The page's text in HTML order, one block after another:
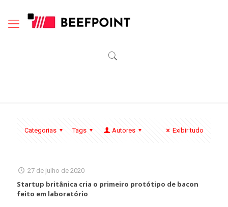
Categorias Tags Autores Exibir tudo
27 de julho de 2020
Startup britânica cria o primeiro protótipo de bacon
feito em laboratório